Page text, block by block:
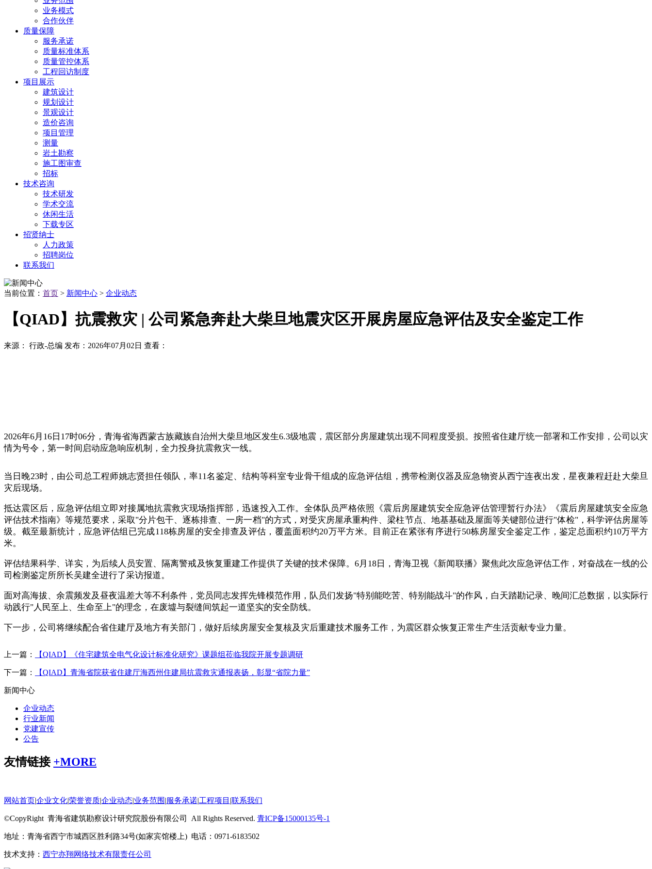
业务模式
合作伙伴
质量保障
服务承诺
质量标准体系
质量管控体系
工程回访制度
项目展示
建筑设计
规划设计
景观设计
造价咨询
项目管理
测量
岩土勘察
施工图审查
招标
技术咨询
技术研发
学术交流
休闲生活
下载专区
招贤纳士
人力政策
招聘岗位
联系我们
当前位置： 首页 > 新闻中心 > 企业动态
【QIAD】抗震救灾 | 公司紧急奔赴大柴旦地震灾区开展房屋应急评估及安全鉴定工作
来源： 行政-总编 发布： 2026年07月02日 查看：
2026年6月16日17时06分，青海省海西蒙古族藏族自治州大柴旦地区发生6.3级地震，震区部分房屋建筑出现不同程度受损。按照省住建厅统一部署和工作安排，公司以灾
情为号令，第一时间启动应急响应机制，全力投身抗震救灾一线。
当日晚23时，由公司总工程师姚志贤担任领队，率11名鉴定、结构等科室专业骨干组成的应急评估组，携带检测仪器及应急物资从西宁连夜出发，星夜兼程赶赴大柴旦
灾后现场。
抵达震区后，应急评估组立即对接属地抗震救灾现场指挥部，迅速投入工作。全体队员严格依照《震后房屋建筑安全应急评估管理暂行办法》《震后房屋建筑安全应急
评估技术指南》等规范要求，采取"分片包干、逐栋排查、一房一档"的方式，对受灾房屋承重构件、梁柱节点、地基基础及屋面等关键部位进行"体检"，科学评估房屋等
级。截至最新统计，应急评估组已完成118栋房屋的安全排查及评估，覆盖面积约20万平方米。目前正在紧张有序进行50栋房屋安全鉴定工作，鉴定总面积约10万平方
米。
评估结果科学、详实，为后续人员安置、隔离警戒及恢复重建工作提供了关键的技术保障。6月18日，青海卫视《新闻联播》聚焦此次应急评估工作，对奋战在一线的公
司检测鉴定所所长吴建全进行了采访报道。
面对高海拔、余震频发及昼夜温差大等不利条件，党员同志发挥先锋模范作用，队员们发扬"特别能吃苦、特别能战斗"的作风，白天踏勘记录、晚间汇总数据，以实际行
动践行"人民至上、生命至上"的理念，在废墟与裂缝间筑起一道坚实的安全防线。
下一步，公司将继续配合省住建厅及地方有关部门，做好后续房屋安全复核及灾后重建技术服务工作，为震区群众恢复正常生产生活贡献专业力量。
上一篇： 【QIAD】《住宅建筑全电气化设计标准化研究》课题组莅临我院开展专题调研
下一篇： 【QIAD】青海省院获省住建厅海西州住建局抗震救灾通报表扬，彰显“省院力量”
新闻中心
企业动态
行业新闻
党建宣传
公告
友情链接 +MORE
网站首页|企业文化|荣誉资质|企业动态|业务范围 |服务承诺|工程项目 |联系我们
©CopyRight 青海省建筑勘察设计研究院股份有限公司 All Rights Reserved. 青ICP备15000135号-1
地址：青海省西宁市城西区胜利路34号(如家宾馆楼上) 电话：0971-6183502
技术支持： 西宁亦翔网络技术有限责任公司